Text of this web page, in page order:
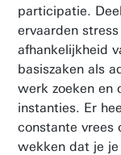
participatie.
ervaarden
afhankelijkheid
basiszaken als
werk zoeken en
instanties. Er
constante vrees
wekken dat je